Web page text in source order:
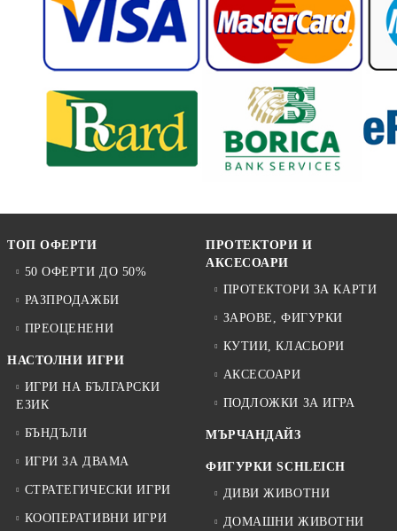
ТОП ОФЕРТИ
50 ОФЕРТИ ДО 50%
РАЗПРОДАЖБИ
ПРЕОЦЕНЕНИ
НАСТОЛНИ ИГРИ
ИГРИ НА БЪЛГАРСКИ
ЕЗИК
БЪНДЪЛИ
ИГРИ ЗА ДВАМА
СТРАТЕГИЧЕСКИ ИГРИ
КООПЕРАТИВНИ ИГРИ
ПРОТЕКТОРИ И
АКСЕСОАРИ
ПРОТЕКТОРИ ЗА КАРТИ
ЗАРОВЕ, ФИГУРКИ
КУТИИ, КЛАСЬОРИ
АКСЕСОАРИ
ПОДЛОЖКИ ЗА ИГРА
МЪРЧАНДАЙЗ
ФИГУРКИ SCHLEICH
ДИВИ ЖИВОТНИ
ДОМАШНИ ЖИВОТНИ